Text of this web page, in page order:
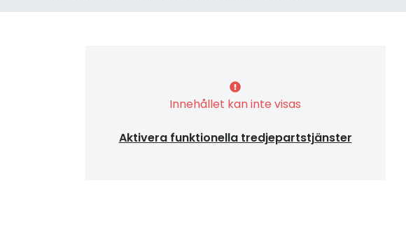
Innehållet kan inte visas
Aktivera funktionella tredjepartstjänster